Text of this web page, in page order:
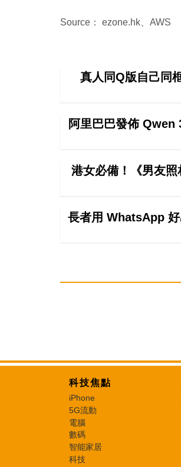
Source： ezone.hk、AWS
真人同Q版自己同
阿里巴巴發佈
港女必備！《男友
長者用 WhatsApp
科技焦點
iPhone
5G流動
電腦
數碼
智能家居
科技